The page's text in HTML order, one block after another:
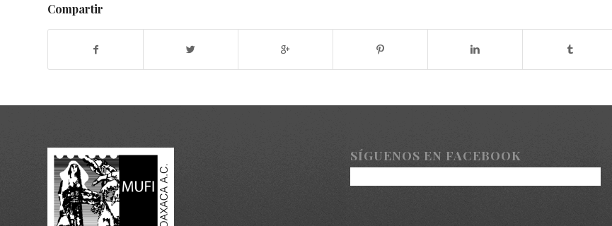
Compartir
SÍGUENOS EN FACEBOOK